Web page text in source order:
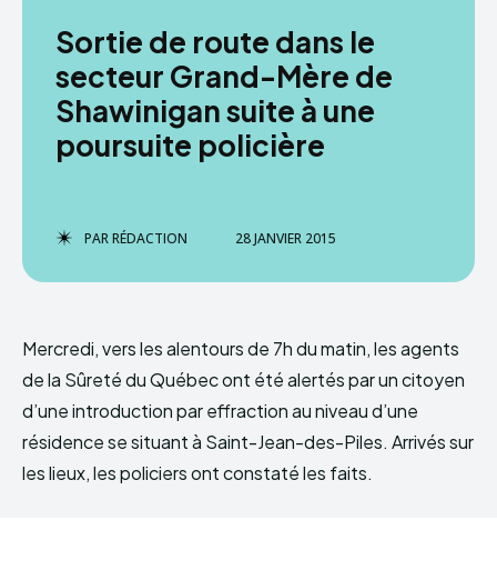
Sortie de route dans le
secteur Grand-Mère de
Shawinigan suite à une
poursuite policière
PARRÉDACTION 28 JANVIER 2015
Mercredi, vers les alentours de 7h du matin, les agents
de la Sûreté du Québec ont été alertés par un citoyen
d’une introduction par effraction au niveau d’une
résidence se situant à Saint-Jean-des-Piles. Arrivés sur
les lieux, les policiers ont constaté les faits.